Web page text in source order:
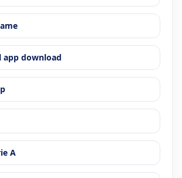
app download
A